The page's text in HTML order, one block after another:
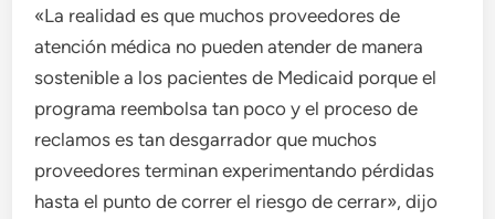
«La realidad es que muchos proveedores de
atención médica no pueden atender de manera
sostenible a los pacientes de Medicaid porque el
programa reembolsa tan poco y el proceso de
reclamos es tan desgarrador que muchos
proveedores terminan experimentando pérdidas
hasta el punto de correr el riesgo de cerrar», dijo